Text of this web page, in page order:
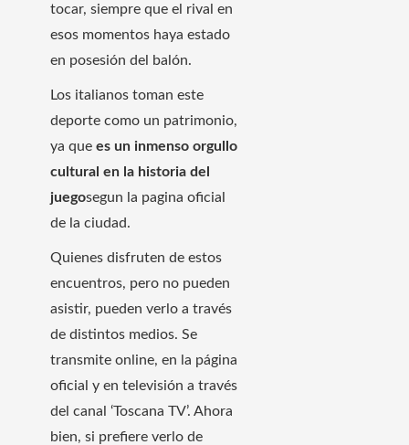
tocar, siempre que el rival en
esos momentos haya estado
en posesión del balón.
Los italianos toman este
deporte como un patrimonio,
ya que es un inmenso orgullo
cultural en la historia del
juegosegun la pagina oficial
de la ciudad.
Quienes disfruten de estos
encuentros, pero no pueden
asistir, pueden verlo a través
de distintos medios. Se
transmite online, en la página
oficial y en televisión a través
del canal ‘Toscana TV’. Ahora
bien, si prefiere verlo de